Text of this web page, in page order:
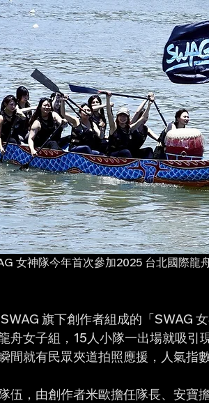
女神隊今年首次參加2025 台北國際龍
旗下創作者組成的「SWAG
舟女子組，15人小隊一出場就吸引
間就有民眾夾道拍照應援，人氣指
伍，由創作者米歐擔任隊長、安寶